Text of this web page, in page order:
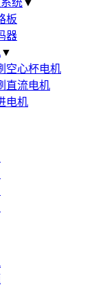
板
器
▼
空心杯电机
直流电机
电机